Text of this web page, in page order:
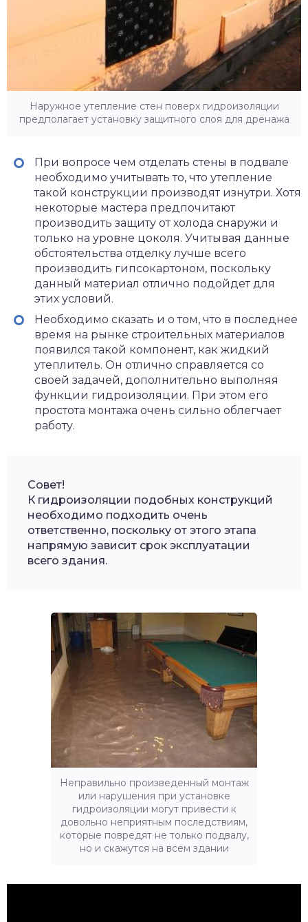
Наружное утепление стен поверх гидроизоляции
предполагает установку защитного слоя для дренажа
При вопросе чем отделать стены в подвале
необходимо учитывать то, что утепление
такой конструкции производят изнутри. Хотя
некоторые мастера предпочитают
производить защиту от холода снаружи и
только на уровне цоколя. Учитывая данные
обстоятельства отделку лучше всего
производить гипсокартоном, поскольку
данный материал отлично подойдет для
этих условий.
Необходимо сказать и о том, что в последнее
время на рынке строительных материалов
появился такой компонент, как жидкий
утеплитель. Он отлично справляется со
своей задачей, дополнительно выполняя
функции гидроизоляции. При этом его
простота монтажа очень сильно облегчает
работу.
Совет!
К гидроизоляции подобных конструкций
необходимо подходить очень
ответственно, поскольку от этого этапа
напрямую зависит срок эксплуатации
всего здания.
Неправильно произведенный монтаж
или нарушения при установке
гидроизоляции могут привести к
довольно неприятным последствиям,
которые повредят не только подвалу,
но и скажутся на всем здании